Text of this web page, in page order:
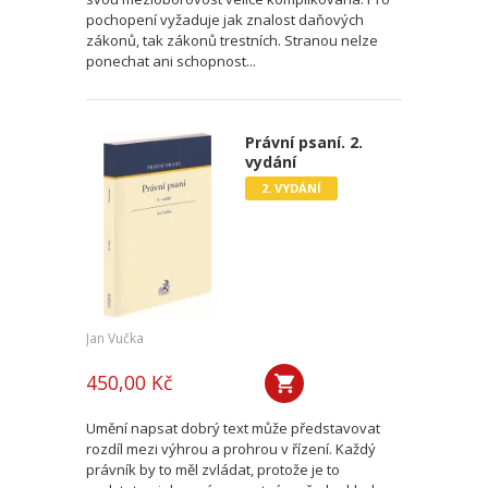
pochopení vyžaduje jak znalost daňových
zákonů, tak zákonů trestních. Stranou nelze
ponechat ani schopnost...
Právní psaní. 2.
vydání
2. VYDÁNÍ
Jan Vučka
450,00 Kč
Umění napsat dobrý text může představovat
rozdíl mezi výhrou a prohrou v řízení. Každý
právník by to měl zvládat, protože je to